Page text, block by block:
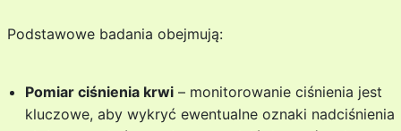
Podstawowe badania obejmują:
Pomiar ciśnienia krwi– monitorowanie ciśnienia jest
kluczowe, aby wykryć ewentualne oznaki nadciśnienia